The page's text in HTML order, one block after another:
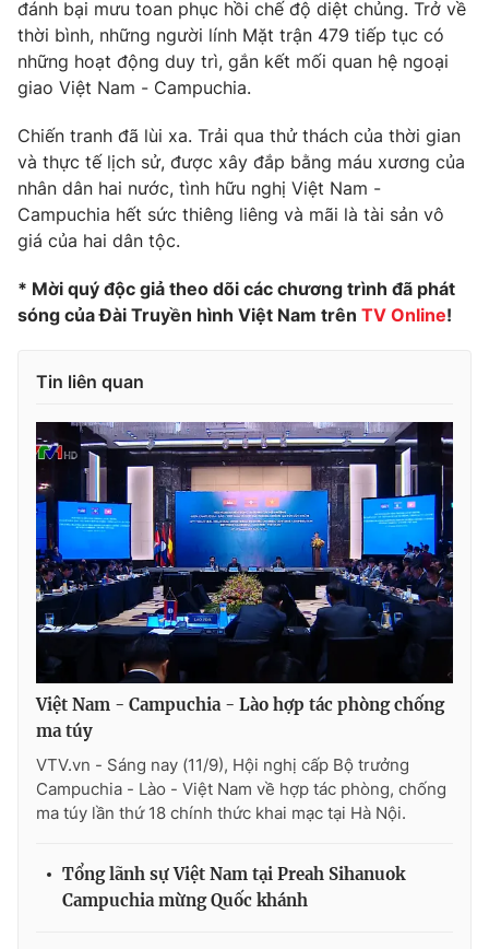
Hậu trường
Nhân vật
Giải sao mai
Điện ảnh
Âm nhạc
Sao
Đời sống
Du lịch
Làm đẹp
Chất lượng cuộc sống
Tuyển sinh
Học trực tuyến
Công nghệ
Hitech Công nghệ tương lai
Thị trường
Giao lưu trực tuyến
Lịch phát sóng
Chuyên mục khác
Emagazine Podcast
Photo Infographic
Video Shorts video
VTV Money VTV Thể thao
VTV Sức khoẻ Bất động sản
Thị trường 24h
VTV4 Vươn mình bằng AI
VTV9 VTV8
đánh bại mưu toan phục hồi chế độ diệt chủng. Trở về
thời bình, những người lính Mặt trận 479 tiếp tục có
những hoạt động duy trì, gắn kết mối quan hệ ngoại
giao Việt Nam - Campuchia.
Chiến tranh đã lùi xa. Trải qua thử thách của thời gian
và thực tế lịch sử, được xây đắp bằng máu xương của
nhân dân hai nước, tình hữu nghị Việt Nam -
Campuchia hết sức thiêng liêng và mãi là tài sản vô
giá của hai dân tộc.
* Mời quý độc giả theo dõi các chương trình đã phát
sóng của Đài Truyền hình Việt Nam trên TV Online!
Tin liên quan
Việt Nam - Campuchia - Lào hợp tác phòng chống
ma túy
VTV.vn - Sáng nay (11/9), Hội nghị cấp Bộ trưởng
Campuchia - Lào - Việt Nam về hợp tác phòng, chống
ma túy lần thứ 18 chính thức khai mạc tại Hà Nội.
Tổng lãnh sự Việt Nam tại Preah Sihanuok
Campuchia mừng Quốc khánh